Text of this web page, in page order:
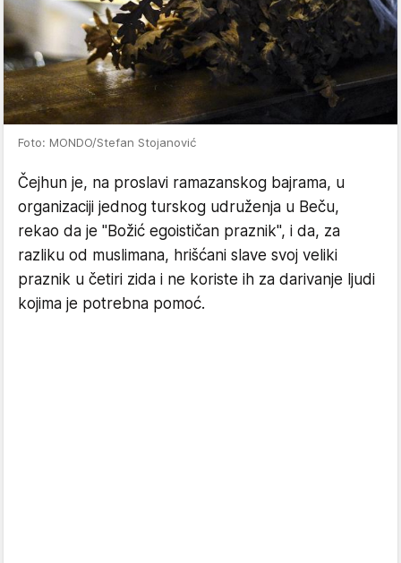
Foto: MONDO/Stefan Stojanović
Čejhun je, na proslavi ramazanskog bajrama, u
organizaciji jednog turskog udruženja u Beču,
rekao da je "Božić egoističan praznik", i da, za
razliku od muslimana, hrišćani slave svoj veliki
praznik u četiri zida i ne koriste ih za darivanje ljudi
kojima je potrebna pomoć.